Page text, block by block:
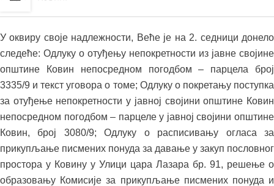
У оквиру своје надлежности, Веће је на 2. седници донело
следеће: Одлуку о отуђењу непокретности из јавне својине
општине Ковин непосредном погодбом – парцела број
3335/9 и текст уговора о томе; Одлуку о покретању поступка
за отуђење непокретности у јавној својини општине Ковин
непосредном погодбом – парцеле у јавној својини општине
Ковин, број 3080/9; Одлуку о расписивању огласа за
прикупљање писмених понуда за давање у закуп пословног
простора у Ковину у Улици цара Лазара бр. 91, решење о
образовању Комисије за прикупљање писмених понуда и